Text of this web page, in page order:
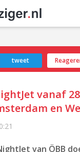
tweet
vanaf
en
van ÖBB